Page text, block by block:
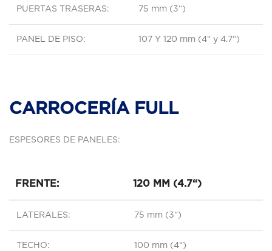
PUERTAS TRASERAS: 75 mm (3“)
PANEL DE PISO: 107 Y 120 mm (4“ y 4.7“)
CARROCERÍA FULL
ESPESORES DE PANELES:
FRENTE: 120 MM (4.7“)
LATERALES: 75 mm (3“)
TECHO: 100 mm (4“)